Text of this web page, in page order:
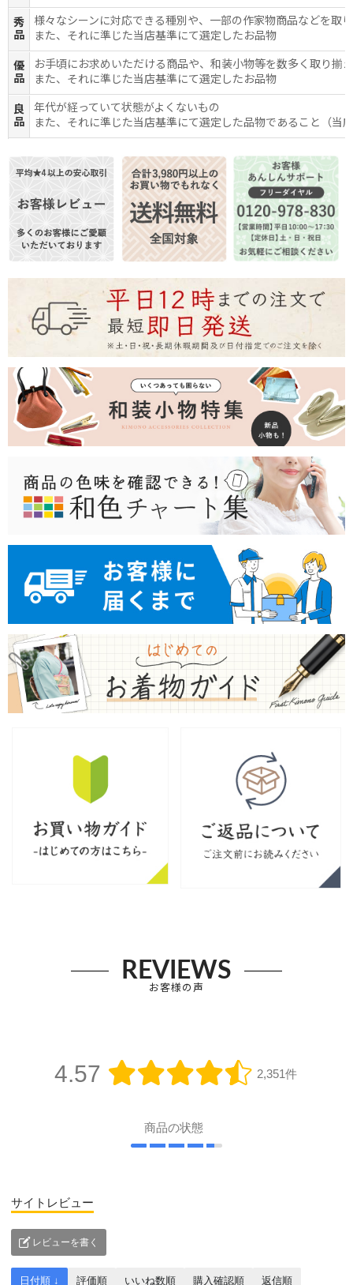
秀
品
様々なシーンに対応できる種別や、一部の作家物商品などを取
また、それに準じた当店基準にて選定したお品物
優
品
お手頃にお求めいただける商品や、和装小物等を数多く取り揃
また、それに準じた当店基準にて選定したお品物
良
品
年代が経っていて状態がよくないもの
また、それに準じた当店基準にて選定した品物であること（当
REVIEWS
お客様の声
4.57 2,351件
商品の状態
サイトレビュー
レビューを書く
日付順 ↓ 評価順 いいね数順 購入確認順 返信順